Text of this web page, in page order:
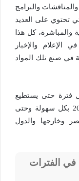
والبرامج
تحتوي على العديد
والمباشرة، كل هذا
والإخبار
في صنع تلك المواد
فترة حتى يستطيع
البعض البحث عن تردد قناة الجزيرة 2026 بكل سهولة وحتى
وخارجها والدول
في الفترات